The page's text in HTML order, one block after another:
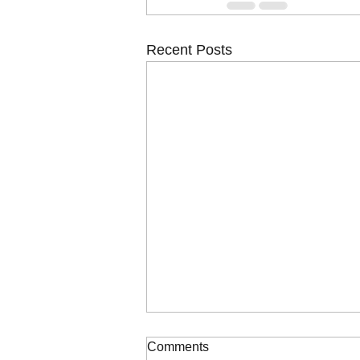
Recent Posts
Ανακοίνωση υπ' αριθμ. ΣΟΧ
2/2026, για την πρόσληψη
Comments